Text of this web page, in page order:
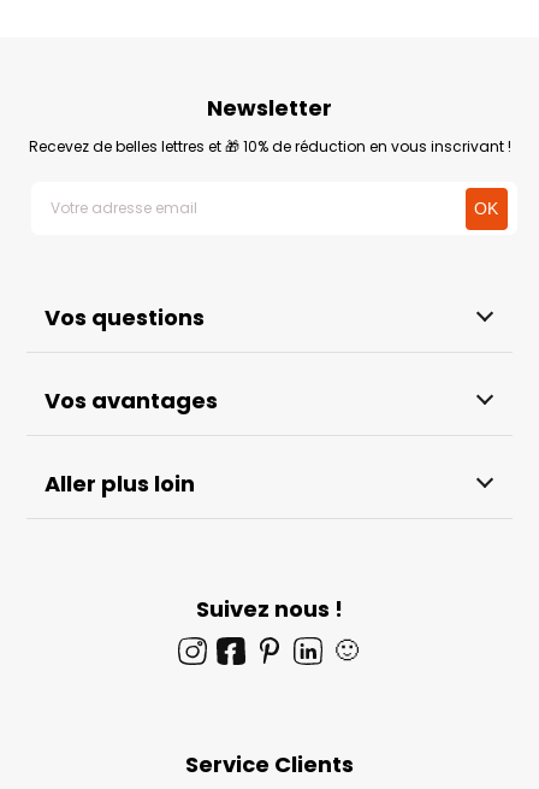
Vos questions
Vos avantages
Aller plus loin
Newsletter
Recevez de belles lettres et 🎁 10% de réduction en vous inscrivant !
Suivez nous !
🙂
Service Clients